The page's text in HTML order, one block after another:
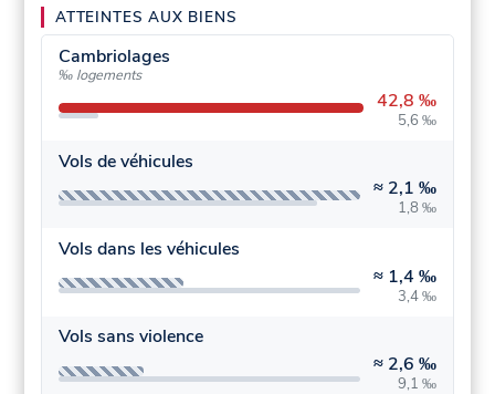
ATTEINTES AUX BIENS
Cambriolages
‰ logements
42,8 ‰
5,6 ‰
Vols de véhicules
≈ 2,1 ‰
1,8 ‰
Vols dans les véhicules
≈ 1,4 ‰
3,4 ‰
Vols sans violence
≈ 2,6 ‰
9,1 ‰